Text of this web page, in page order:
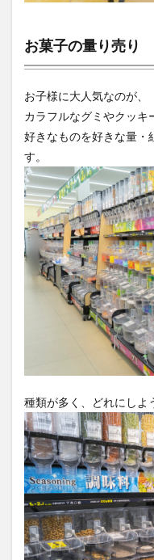
お菓子の量り売り
お子様に大人気なのが、
カラフルなグミやクッキ
好きなものを好きな量・
す。
種類が多く、どれにしよ